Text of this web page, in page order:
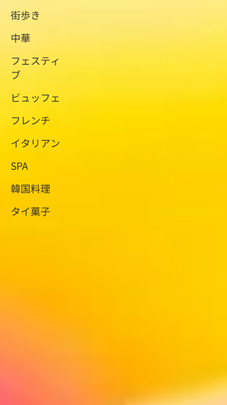
街歩き
中華
フェスティ
ブ
ビュッフェ
フレンチ
イタリアン
SPA
韓国料理
タイ菓子